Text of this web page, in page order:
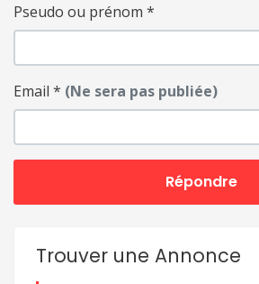
Pseudo ou prénom *
Email * (Ne sera pas publiée)
Répondre
Trouver une Annonce